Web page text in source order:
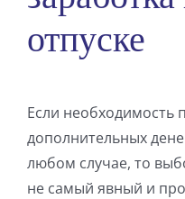
отпуске
Если необходимость
дополнительных
любом случае, то
не самый явный и